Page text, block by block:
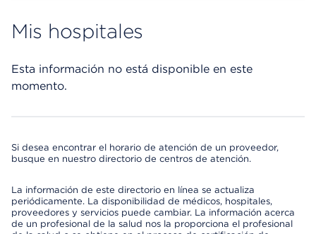
Mis hospitales
Esta información no está disponible en este
momento.
Si desea encontrar el horario de atención de un proveedor,
busque en nuestro directorio de centros de atención.
La información de este directorio en línea se actualiza
periódicamente. La disponibilidad de médicos, hospitales,
proveedores y servicios puede cambiar. La información acerca
de un profesional de la salud nos la proporciona el profesional